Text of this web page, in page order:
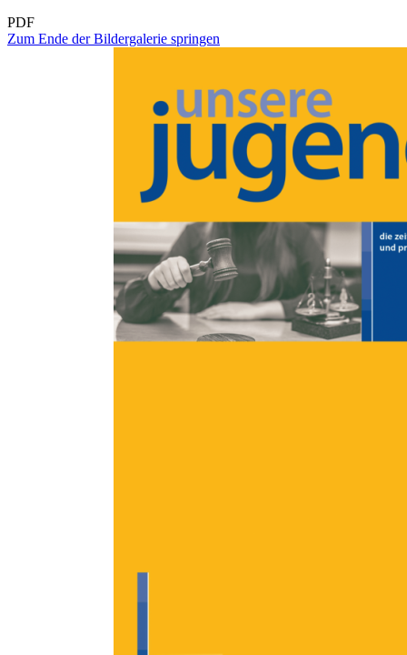
PDF
Zum Ende der Bildergalerie springen
Besprechung neuerer und aktualisierter Einführungsbände